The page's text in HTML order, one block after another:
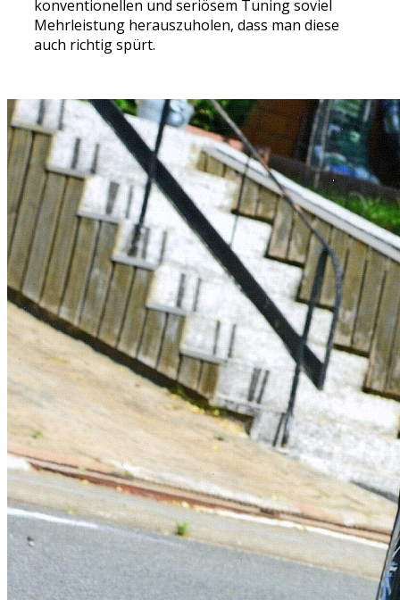
konventionellen und seriösem Tuning soviel
Mehrleistung herauszuholen, dass man diese
auch richtig spürt.